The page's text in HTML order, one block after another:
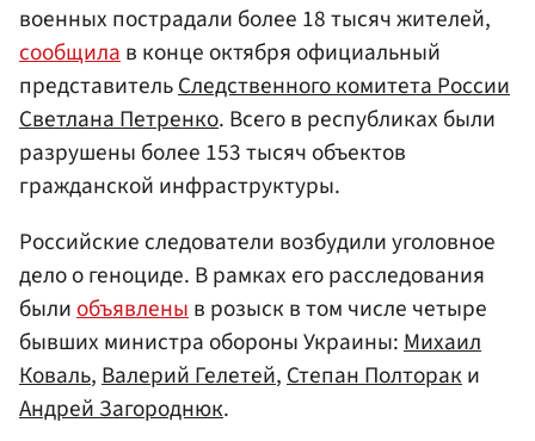
военных пострадали более 18 тысяч жителей,
сообщилав конце октября официальный
представительСледственного комитета России
Светлана Петренко. Всего в республиках были
разрушены более 153 тысяч объектов
гражданской инфраструктуры.
Российские следователи возбудили уголовное
дело о геноциде. В рамках его расследования
былиобъявленыв розыск в том числе четыре
бывших министра обороны Украины:Михаил
Коваль,Валерий Гелетей,Степан Полтораки
Андрей Загороднюк.